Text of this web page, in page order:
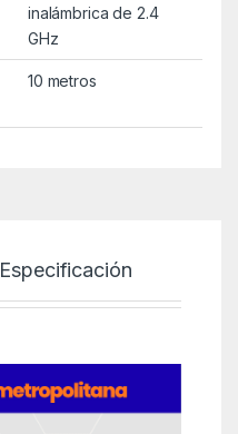
inalámbrica de 2.4
GHz
10 metros
Especificación